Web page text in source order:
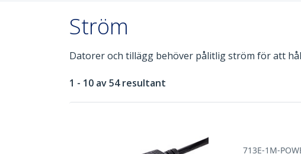
Ström
Datorer och tillägg behöver pålitlig ström för att
1 - 10 av 54 resultant
713E-1M-